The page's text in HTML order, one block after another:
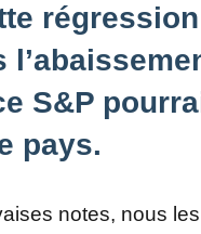
S&P
pays.
notes, nous